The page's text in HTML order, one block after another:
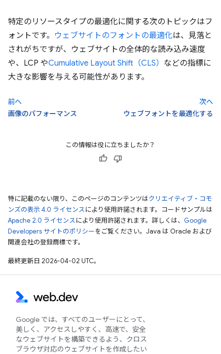
特定のリソースタイプの最適化に関する次のトピックはフ
ォントです。 ウェブサイトのフォントの最適化は、見落と
されがちですが、ウェブサイトの全体的な読み込み速度
や、LCP やCumulative Layout Shift（CLS） などの指標に
大きな影響を与える可能性があります。
前へ
画像のパフォーマンス
次へ
ウェブフォントを最適化する
この情報は役に立ちましたか？
特に記載のない限り、このページのコンテンツはクリエイティブ・コモ
ンズの表示 4.0 ライセンスにより使用許諾されます。コードサンプルは
Apache 2.0 ライセンスにより使用許諾されます。詳しくは、 Google
Developers サイトのポリシーをご覧ください。Java は Oracle および
関連会社の登録商標です。
最終更新日 2026-04-02 UTC。
Google では、すべてのユーザーにとって、
美しく、アクセスしやすく、高速で、安全
なウェブサイトを構築できるよう、クロス
ブラウザ対応のウェブサイトを作成したい